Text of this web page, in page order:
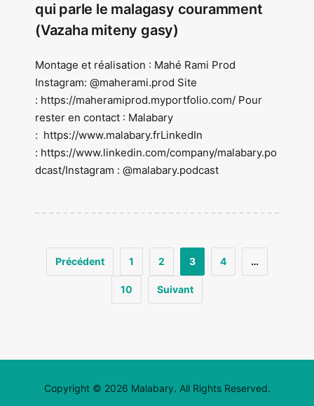
qui parle le malagasy couramment
(Vazaha miteny gasy)
Montage et réalisation : Mahé Rami Prod
Instagram: @maherami.prod Site
: https://maheramiprod.myportfolio.com/ Pour
rester en contact : Malabary
: https://www.malabary.frLinkedIn
: https://www.linkedin.com/company/malabary.po
dcast/Instagram : @malabary.podcast
Précédent 1 2 3 4 …
10 Suivant
Copyright © 2026 Malabary. All Rights Reserved.